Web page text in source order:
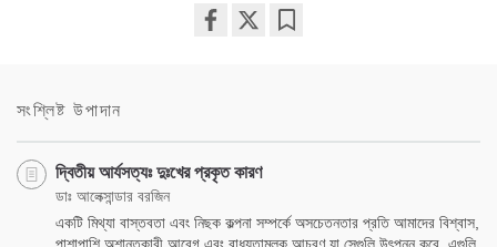
সংশ্লিষ্ট উপাদান
দ্বিতীয় আর্যসত্যঃ দুঃখের প্রকৃত কারণ
ডাঃ আলেক্সান্ডার বরজিন
একটি মিথ্যা বাস্তবতা এবং নিছক কল্পনা সম্পর্কে অসচেতনতার প্রতি আমাদের বিশ্বাস,